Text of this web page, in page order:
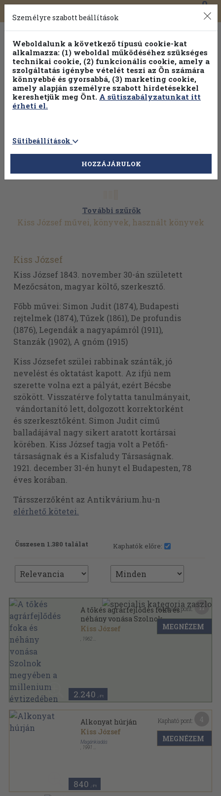
Toggle
navigation
0
További szűrők
Kiss József művei, könyvek, használt könyvek
Kiss József
Kiss József 1843. november 30-án született
Mezőcsáton, magyar költő, szerkesztő.
Főbb művei: Simon Judit (1874), Budapesti
rejtelmek (1874), Tűzek (1861), De profundis
(1876), Legendák a nagyapámról (1911),
Stanzák (1902), A gnóm (1915)
Kiss Józsefet szülei rabbinak szánták, jó
nevelést és oktatást kapott. Az ifjú nem
szerette volna ezt a pályát, ezért Bécsbe
szökött. Visszatérve folytatta tanulmányait,
vándortanító lett, dolgozott korrektorként
és szerkesztőként. Simon Judit című
balladájával nagy sikert aratott kortársai
körében. Kiss József tagja volt a Petőfi-
társaságnak és a Kisfaludy Társaságnak.
1921. december 31-én hunyt el Budapesten, 78
éves korában.
Társszerzőként az Antikvárium.hu-n
elérhető kötetei.
Összesen 1.380 találat Kaphatók előre:
A tőkés agrárfejlődés foka és
néhány vonása Szolnok
megyében a millenium
évtizedében (dedikált
Kiss József
1962
2.240 ,-Ft
Kapható pont: 11
MEGNÉZEM
Alkonyat húrján
Kiss József
Magánkiadás
1991
840 ,-Ft
Kapható pont:
MEGNÉZEM
Személyre szabott beállítások
Weboldalunk a következő típusú cookie-kat
alkalmazza: (1) weboldal működéséhez szükséges
technikai cookie, (2) funkcionális cookie, amely a
szolgáltatás igénybe vételét teszi az Ön számára
könnyebbé és gyorsabbá, (3) marketing cookie,
amely alapján személyre szabott hirdetésekkel
kereshetjük meg Önt. A sütiszabályzatunkat itt
érheti el.
Sütibeállítások
HOZZÁJÁRULOK